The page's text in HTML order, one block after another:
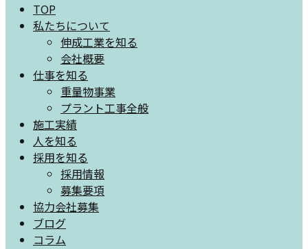
TOP
私たちについて
伸成工業を知る
会社概要
仕事を知る
重量物事業
プラント工事全般
施工実績
人を知る
採用を知る
採用情報
募集要項
協力会社募集
ブログ
コラム